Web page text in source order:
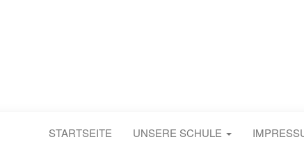
STARTSEITE UNSERE SCHULE